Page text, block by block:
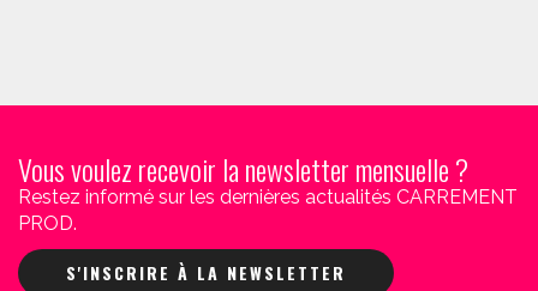
Vous voulez recevoir la newsletter mensuelle ?
Restez informé sur les dernières actualités CARREMENT
PROD.
S'INSCRIRE À LA NEWSLETTER